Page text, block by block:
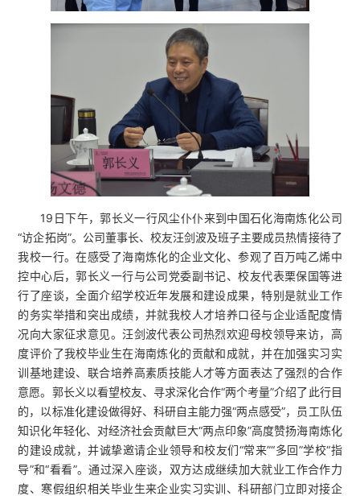
19日下午，郭长义一行风尘仆仆来到中国石化海南炼化公司
“访企拓岗”。公司董事长、校友汪剑波及班子主要成员热情接待了
我校一行。在感受了海南炼化的企业文化、参观了百万吨乙烯中
控中心后，郭长义一行与公司党委副书记、校友代表栗保国等进
行了座谈，全面介绍学校近年发展和建设成果，特别是就业工作
的务实举措和突出成绩，并就我校人才培养口径与企业适配度情
况向大家征求意见。汪剑波代表公司热烈欢迎母校领导来访，高
度评价了我校毕业生在海南炼化的贡献和成就，并在加强实习实
训基地建设、联合培养高素质技能人才等方面表达了强烈的合作
意愿。郭长义以看望校友、寻求深化合作“两个考量”介绍了此行目
的，以标准化建设做得好、科研自主能力强“两点感受”，员工队伍
知识化年轻化、对经济社会贡献巨大“两点印象”高度赞扬海南炼化
的建设成就，并诚挚邀请企业领导和校友们“常来”“多回”学校“指
导”和“看看”。通过深入座谈，双方达成继续加大就业工作合作力
度、寒假组织相关毕业生来企业实习实训、科研部门立即对接企